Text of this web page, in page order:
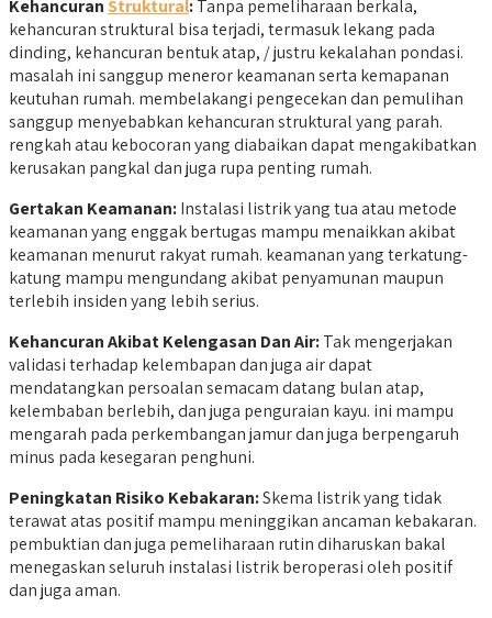
KehancuranStruktural:Tanpa pemeliharaan berkala,
kehancuran struktural bisa terjadi, termasuk lekang pada
dinding, kehancuran bentuk atap, / justru kekalahan pondasi.
masalah ini sanggup meneror keamanan serta kemapanan
keutuhan rumah. membelakangi pengecekan dan pemulihan
sanggup menyebabkan kehancuran struktural yang parah.
rengkah atau kebocoran yang diabaikan dapat mengakibatkan
kerusakan pangkal dan juga rupa penting rumah.
Gertakan Keamanan:Instalasi listrik yang tua atau metode
keamanan yang enggak bertugas mampu menaikkan akibat
keamanan menurut rakyat rumah. keamanan yang terkatung-
katung mampu mengundang akibat penyamunan maupun
terlebih insiden yang lebih serius.
Kehancuran Akibat Kelengasan Dan Air:Tak mengerjakan
validasi terhadap kelembapan dan juga air dapat
mendatangkan persoalan semacam datang bulan atap,
kelembaban berlebih, dan juga penguraian kayu. ini mampu
mengarah pada perkembangan jamur dan juga berpengaruh
minus pada kesegaran penghuni.
Peningkatan Risiko Kebakaran:Skema listrik yang tidak
terawat atas positif mampu meninggikan ancaman kebakaran.
pembuktian dan juga pemeliharaan rutin diharuskan bakal
menegaskan seluruh instalasi listrik beroperasi oleh positif
dan juga aman.